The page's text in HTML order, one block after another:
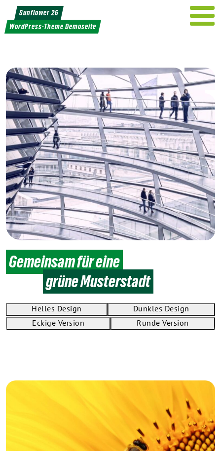
Weiter
zum
Inhalt
Sunflower 26
WordPress-Theme Demoseite
Gemeinsam für eine
grüne Musterstadt
Helles Design
Dunkles Design
Eckige Version
Runde Version